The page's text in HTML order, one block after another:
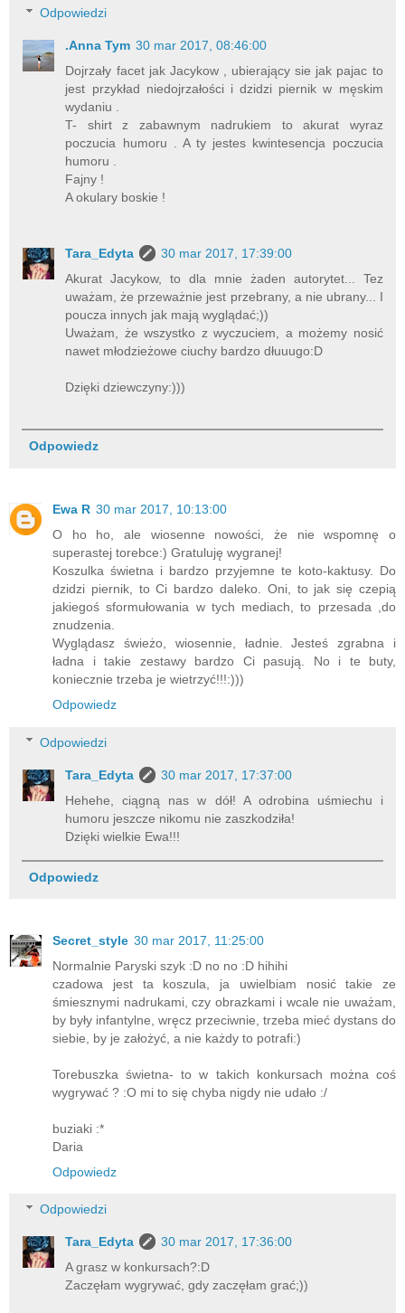
Odpowiedzi
.Anna Tym 30 mar 2017, 08:46:00
Dojrzały facet jak Jacykow , ubierający sie jak pajac to
jest przykład niedojrzałości i dzidzi piernik w męskim
wydaniu .
T- shirt z zabawnym nadrukiem to akurat wyraz
poczucia humoru . A ty jestes kwintesencja poczucia
humoru .
Fajny !
A okulary boskie !
Tara_Edyta
30 mar 2017, 17:39:00
Akurat Jacykow, to dla mnie żaden autorytet... Tez
uważam, że przeważnie jest przebrany, a nie ubrany... I
poucza innych jak mają wyglądać;))
Uważam, że wszystko z wyczuciem, a możemy nosić
nawet młodzieżowe ciuchy bardzo dłuuugo:D
Dzięki dziewczyny:)))
Odpowiedz
Ewa R 30 mar 2017, 10:13:00
O ho ho, ale wiosenne nowości, że nie wspomnę o
superastej torebce:) Gratuluję wygranej!
Koszulka świetna i bardzo przyjemne te koto-kaktusy. Do
dzidzi piernik, to Ci bardzo daleko. Oni, to jak się czepią
jakiegoś sformułowania w tych mediach, to przesada ,do
znudzenia.
Wyglądasz świeżo, wiosennie, ładnie. Jesteś zgrabna i
ładna i takie zestawy bardzo Ci pasują. No i te buty,
koniecznie trzeba je wietrzyć!!!:)))
Odpowiedz
Odpowiedzi
Tara_Edyta
30 mar 2017, 17:37:00
Hehehe, ciągną nas w dół! A odrobina uśmiechu i
humoru jeszcze nikomu nie zaszkodziła!
Dzięki wielkie Ewa!!!
Odpowiedz
Secret_style 30 mar 2017, 11:25:00
Normalnie Paryski szyk :D no no :D hihihi
czadowa jest ta koszula, ja uwielbiam nosić takie ze
śmiesznymi nadrukami, czy obrazkami i wcale nie uważam,
by były infantylne, wręcz przeciwnie, trzeba mieć dystans do
siebie, by je założyć, a nie każdy to potrafi:)
Torebuszka świetna- to w takich konkursach można coś
wygrywać ? :O mi to się chyba nigdy nie udało :/
buziaki :*
Daria
Odpowiedz
Odpowiedzi
Tara_Edyta
30 mar 2017, 17:36:00
A grasz w konkursach?:D
Zaczęłam wygrywać, gdy zaczęłam grać;))